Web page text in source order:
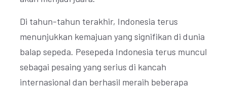
Di tahun-tahun terakhir, Indonesia terus
menunjukkan kemajuan yang signifikan di dunia
balap sepeda. Pesepeda Indonesia terus muncul
sebagai pesaing yang serius di kancah
internasional dan berhasil meraih beberapa